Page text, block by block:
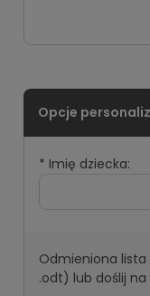
* Imię dziecka:
Odmieniona
.odt) lub doślij na